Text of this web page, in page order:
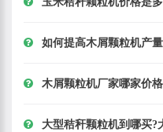
如何提高木屑颗粒机产量
木屑颗粒机厂家哪家价
大型秸秆颗粒机到哪买?